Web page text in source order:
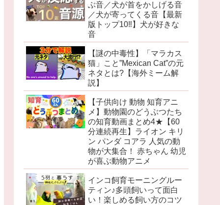
ぶ音／犬が首をかしげる音
／犬が寄ってくる音【最新
版トップ10‼︎】犬が好きな
音
【謎の中毒性】「マラカス
猫」こと”Mexican Cat”の元
ネタとは?【海外ミーム解
説】
【子供向け 動物 知育アニ
メ】動物園のどうぶつたち
の知育動画まとめ4★【60
分連続再生】ライオン キリ
ン パンダ コアラ 人気の動
物が大集合！ 赤ちゃん 幼児
が喜ぶ動物アニメ
インコ飼育モーニングルー
ティン♪多頭飼いって面白
い！楽しめる飼い方のコツ